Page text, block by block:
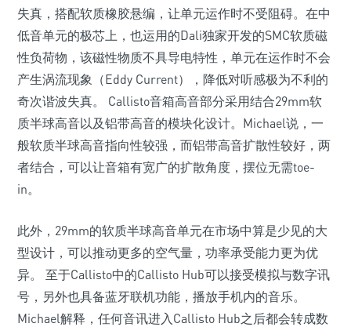
失真，搭配软质橡胶悬编，让单元运作时不受阻碍。在中
低音单元的极芯上，也运用的Dali独家开发的SMC软质磁
性负荷物，该磁性物质不具导电特性，单元在运作时不会
产生涡流现象（Eddy Current），降低对听感极为不利的
奇次谐波失真。 Callisto音箱高音部分采用结合29mm软
质半球高音以及铝带高音的模块化设计。Michael说，一
般软质半球高音指向性较强，而铝带高音扩散性较好，两
者结合，可以让音箱有宽广的扩散角度，摆位无需toe-
in。
此外，29mm的软质半球高音单元在市场中算是少见的大
型设计，可以推动更多的空气量，功率承受能力更为优
异。 至于Callisto中的Callisto Hub可以接受模拟与数字讯
号，另外也具备蓝牙联机功能，播放手机内的音乐。
Michael解释，任何音讯进入Callisto Hub之后都会转成数